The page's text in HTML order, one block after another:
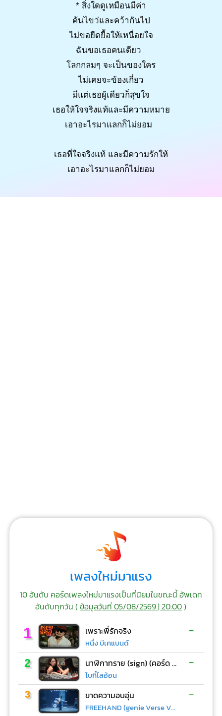
* สิ่งใดดูเหมือนมีค่า
ค้นไขว่และคว้ากันไป
ไม่ขอยืดยื้อให้เหนื่อยใจ
ฉันขอเธอคนเดียว
โลกกลมๆ จะเป็นของใคร
ไม่เคยจะข้องเกี่ยว
มีแต่เธอผู้เดียวก็สุขใจ
เธอให้ใจจริงแท้และมีความหมาย
เอาอะไรมาแลกก็ไม่ยอม
เธอที่ใจจริงแท้ และมีความรักให้
เอาอะไรมาแลกก็ไม่ยอม
เพลงใหม่มาแรง
10 อันดับ คอร์ดเพลงใหม่มาแรงเป็นที่นิยมในขณะนี้ อัพเดท
อันดับทุกวัน (ข้อมูลวันที่ 05/08/2569 | 20:00)
1 เพราะพี่รักจริง
หนึ่ง บีเคแบนด์
-
2 นาฬิกาทราย (sign) (คอร์ด ง่ายๆ)
โบกี้ไลอ้อน
-
3 ขาดความอบอุ่น
FREEHAND (genie Verse Vol.1)
-